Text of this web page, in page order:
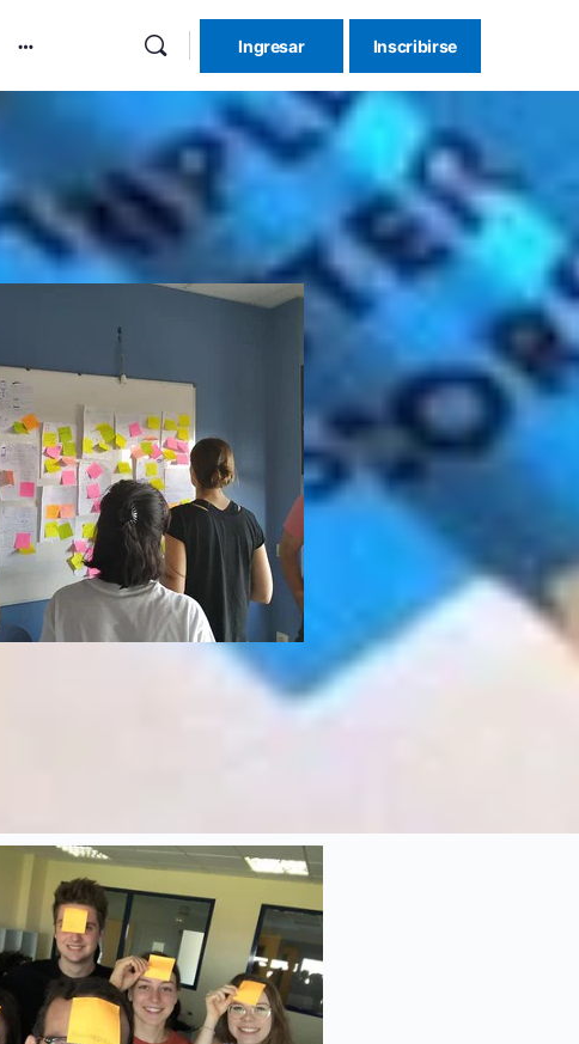
Ingresar Inscribirse